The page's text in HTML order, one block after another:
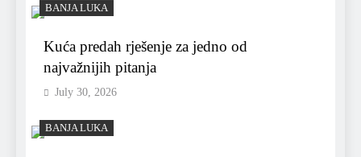
BANJA LUKA
Kuća predah rješenje za jedno od
najvažnijih pitanja
July 30, 2026
BANJA LUKA